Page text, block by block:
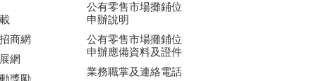
商網
網
獎勵
公有零售市場攤鋪位
申辦說明
公有零售市場攤鋪位
申辦應備資料及證件
業務職掌及連絡電話